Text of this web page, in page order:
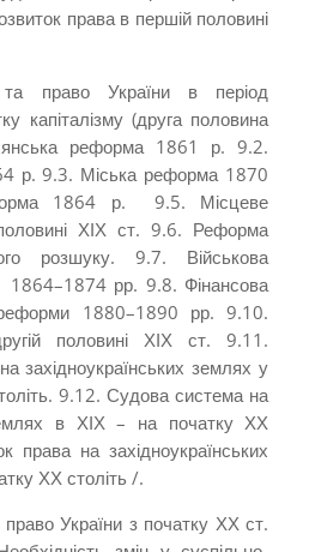
права в першій половині
право України в період
капіталізму (друга половина
реформа 1861 р. 9.2.
р. 9.3. Міська реформа 1870
1864 р. 9.5. Місцеве
ХІХ ст. 9.6. Реформа
розшуку. 9.7. Військова
рр. 9.8. Фінансова
1880–1890 рр. 9.10.
половині ХІХ ст. 9.11.
західноукраїн­ських землях у
9.12. Судова система на
в ХІХ – на початку ХХ
права на західноукраїнських
ХХ століть /.
України з початку ХХ ст.